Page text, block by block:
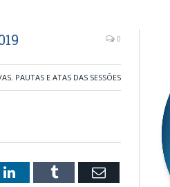
0
, PAUTAS E ATAS DAS SESSÕES
LinkedInTumblr Email